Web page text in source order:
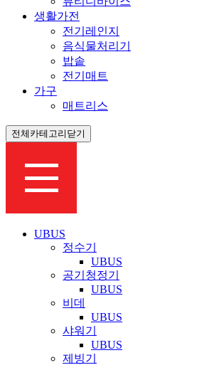
생활가전
전기레인지
음식물처리기
밥솥
전기매트
가구
매트리스
전체카테고리닫기
UBUS
정수기
UBUS
공기청정기
UBUS
비데
UBUS
샤워기
UBUS
제빙기